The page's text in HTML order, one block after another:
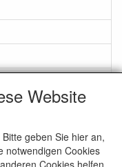
Website
geben Sie hier an,
notwendigen Cookies
Cookies helfen